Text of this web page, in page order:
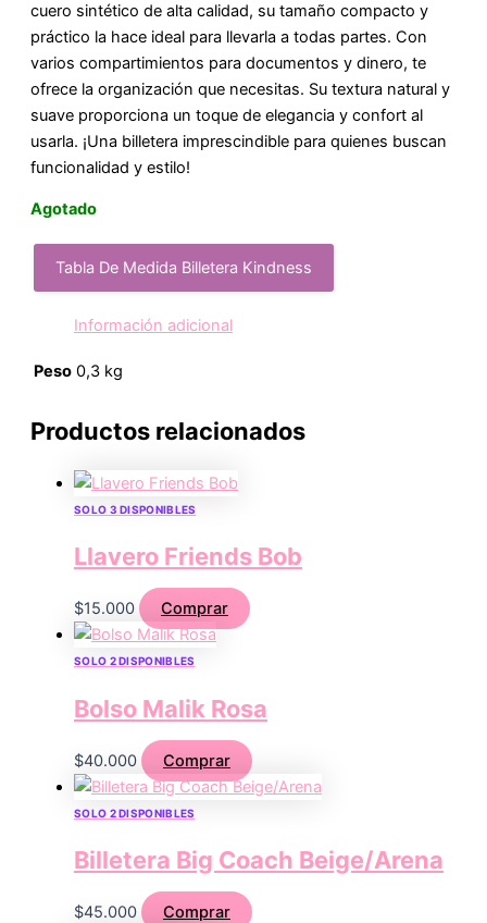
cuero sintético de alta calidad, su tamaño compacto y
práctico la hace ideal para llevarla a todas partes. Con
varios compartimientos para documentos y dinero, te
ofrece la organización que necesitas. Su textura natural y
suave proporciona un toque de elegancia y confort al
usarla. ¡Una billetera imprescindible para quienes buscan
funcionalidad y estilo!
Agotado
Tabla De Medida Billetera Kindness
Información adicional
Peso 0,3 kg
Productos relacionados
SOLO 3 DISPONIBLES
Llavero Friends Bob
$15.000 Comprar
SOLO 2 DISPONIBLES
Bolso Malik Rosa
$40.000 Comprar
SOLO 2 DISPONIBLES
Billetera Big Coach Beige/Arena
$45.000 Comprar